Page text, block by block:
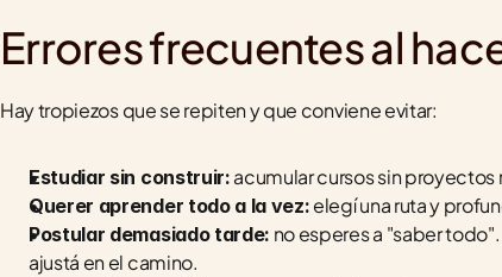
Errores frecuentes al
Hay tropiezos que se repiten y que conviene evitar:
Estudiar sin construir: acumular cursos sin
Querer aprender todo a la vez: elegí una ruta y
Postular demasiado tarde: no esperes a "saber
ajustá en el camino.